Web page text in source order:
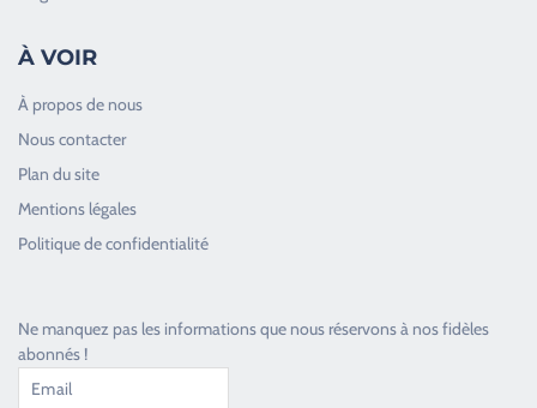
À VOIR
À propos de nous
Nous contacter
Plan du site
Mentions légales
Politique de confidentialité
Ne manquez pas les informations que nous réservons à nos fidèles
abonnés !
Toujours heureux d'aider les passionnés